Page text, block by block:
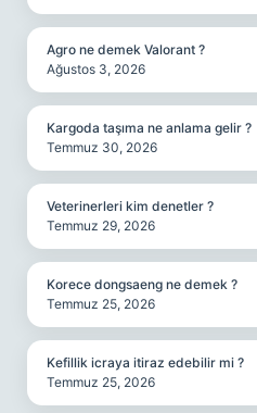
Agro ne demek Valorant ?
Ağustos 3, 2026
Kargoda taşıma ne anlama gelir ?
Temmuz 30, 2026
Veterinerleri kim denetler ?
Temmuz 29, 2026
Korece dongsaeng ne demek ?
Temmuz 25, 2026
Kefillik icraya itiraz edebilir mi ?
Temmuz 25, 2026